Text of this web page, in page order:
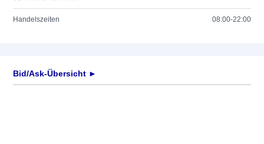
Handelszeiten 08:00-22:00
Bid/Ask-Übersicht ►